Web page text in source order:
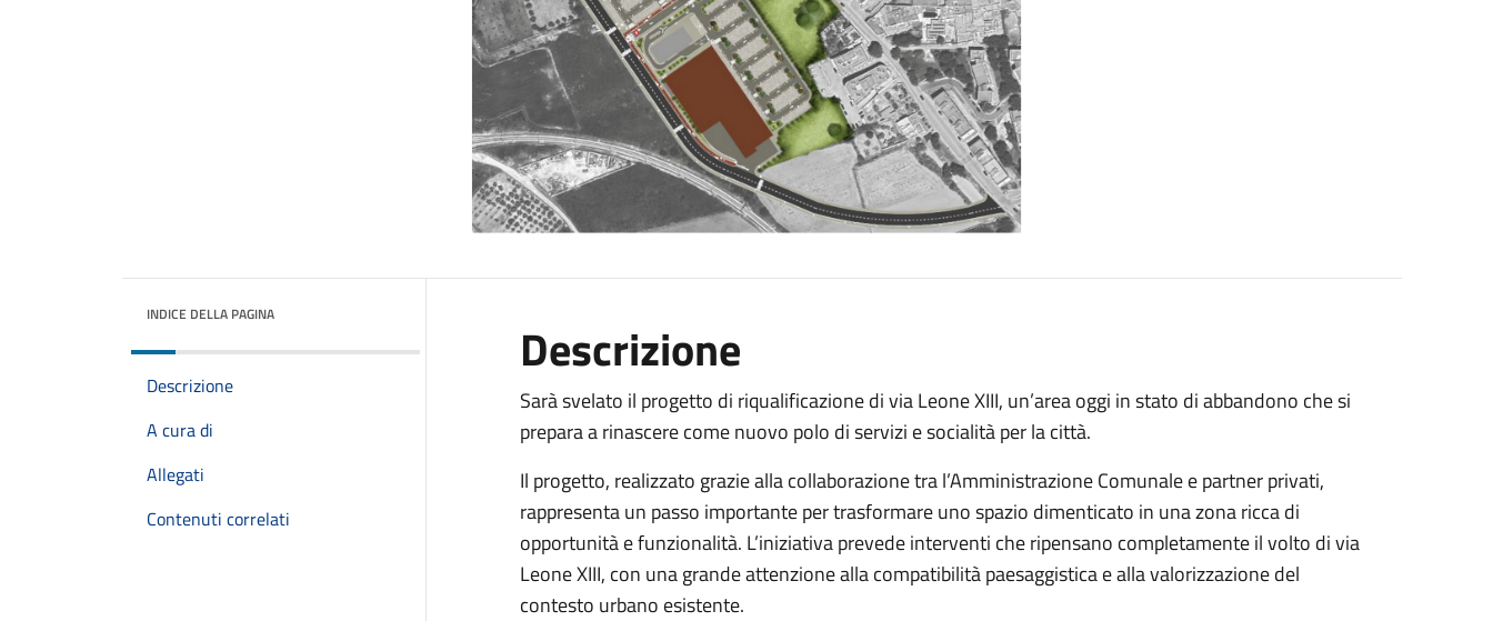
INDICE DELLA PAGINA
Descrizione
A cura di
Allegati
Contenuti correlati
Descrizione
Sarà svelato il progetto di riqualificazione di via Leone XIII, un’area oggi in stato di abbandono che si
prepara a rinascere come nuovo polo di servizi e socialità per la città.
Il progetto, realizzato grazie alla collaborazione tra l’Amministrazione Comunale e partner privati,
rappresenta un passo importante per trasformare uno spazio dimenticato in una zona ricca di
opportunità e funzionalità. L’iniziativa prevede interventi che ripensano completamente il volto di via
Leone XIII, con una grande attenzione alla compatibilità paesaggistica e alla valorizzazione del
contesto urbano esistente.